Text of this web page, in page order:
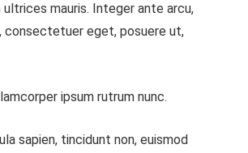
ultrices mauris. Integer ante arcu,
consectetuer eget, posuere ut,
ipsum rutrum nunc.
sapien, tincidunt non, euismod